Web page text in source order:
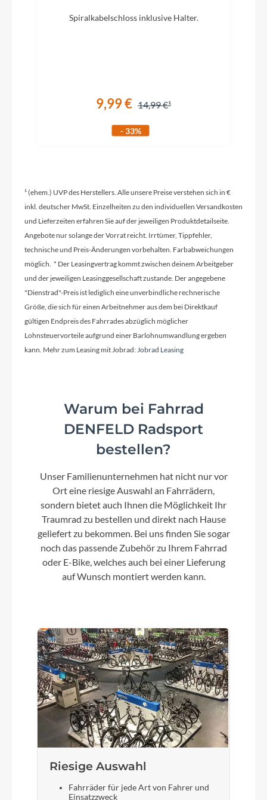
Modelljahr
Schaltwerk
Shimano Nexus 7-Gang Rücktritt
Farbe
black
Rücklicht
Vorderrad Nabe
Shimano Nabendynamo
Laufradgröße
28 Zoll
Gepäckträger
Schalthebel
Shimano Drehgriffschalter
Bremshebel
Aluminium Bremshebel
Selle Royal-Sattel
Spiralkabelschloss inklusive Halter.
9,99 € 14,99 €
- 33%
¹ (ehem.) UVP des Herstellers. Alle unsere Preise verstehen sich in €
inkl. deutscher MwSt. Einzelheiten zu den individuellen Versandkosten
und Lieferzeiten erfahren Sie auf der jeweiligen Produktdetailseite.
Angebote nur solange der Vorrat reicht. Irrtümer, Tippfehler,
technische und Preis-Änderungen vorbehalten. Farbabweichungen
möglich. * Der Leasingvertrag kommt zwischen deinem Arbeitgeber
und der jeweiligen Leasinggesellschaft zustande. Der angegebene
"Dienstrad"-Preis ist lediglich eine unverbindliche rechnerische
Größe, die sich für einen Arbeitnehmer aus dem bei Direktkauf
gültigen Endpreis des Fahrrades abzüglich möglicher
Lohnsteuervorteile aufgrund einer Barlohnumwandlung ergeben
kann. Mehr zum Leasing mit Jobrad:Jobrad Leasing
Warum bei Fahrrad
DENFELD Radsport
bestellen?
Unser Familienunternehmen hat nicht nur vor
Ort eine riesige Auswahl an Fahrrädern,
sondern bietet auch Ihnen die Möglichkeit Ihr
Traumrad zu bestellen und direkt nach Hause
geliefert zu bekommen. Bei uns finden Sie sogar
noch das passende Zubehör zu Ihrem Fahrrad
oder E-Bike, welches auch bei einer Lieferung
auf Wunsch montiert werden kann.
Riesige Auswahl
Fahrräder für jede Art von Fahrer und
Einsatzzweck